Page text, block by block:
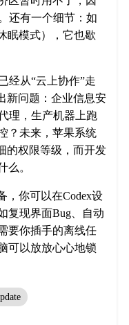
还有一个细节：如
眠模式），它也歇
经从“云上协作”走
新问题：企业信息安
理，生产机器上跑
？未来，苹果系统
的权限等级，而开发
么。
，你可以在Codex设
复现界面Bug、自动
要你插手的离线任
可以放放心心地锁